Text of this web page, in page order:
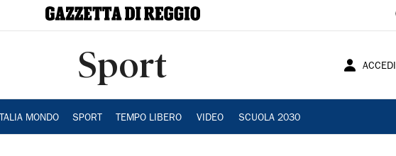
Sport ACCEDI
MONDO SPORT TEMPO LIBERO VIDEO SCUOLA 2030